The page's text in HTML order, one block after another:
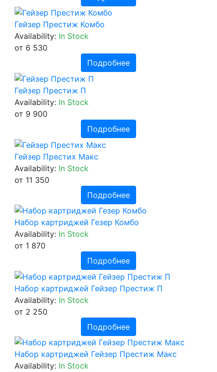
Гейзер Престиж Комбо
Availability: In Stock
от 6 530
Подробнее
Гейзер Престиж П
Availability: In Stock
от 9 900
Подробнее
Гейзер Престих Макс
Availability: In Stock
от 11 350
Подробнее
Набор картриджей Гезер Комбо
Availability: In Stock
от 1 870
Подробнее
Набор картриджей Гейзер Престиж П
Availability: In Stock
от 2 250
Подробнее
Набор картриджей Гейзер Престиж Макс
Availability: In Stock